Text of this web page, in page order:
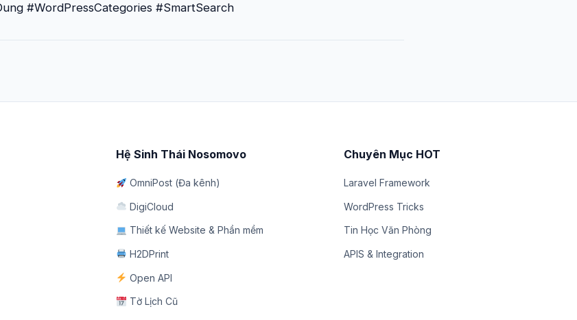
#WordPressCategories #SmartSearch
Hệ Sinh Thái Nosomovo
OmniPost (Đa kênh)
DigiCloud
Thiết kế Website & Phần mềm
H2DPrint
Open API
Tờ Lịch Cũ
Chuyên Mục HOT
Laravel Framework
WordPress Tricks
Tin Học Văn Phòng
APIS & Integration